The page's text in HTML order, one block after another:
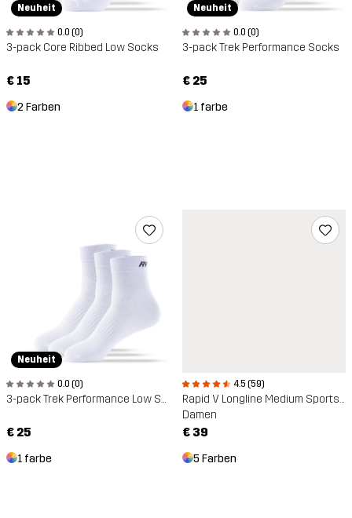
Neuheit
0.0 (0)
3-pack Core Ribbed Low Socks
€ 15
2 Farben
Neuheit
0.0 (0)
3-pack Trek Performance Socks
€ 25
1 farbe
Neuheit
0.0 (0)
3-pack Trek Performance Low Socks
€ 25
1 farbe
4.5 (59)
Rapid V Longline Medium Sports Bra
Damen
€ 39
5 Farben